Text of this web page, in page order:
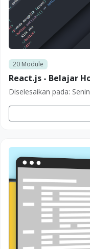
20Module
React.js - Belajar
Diselesaikan pada: